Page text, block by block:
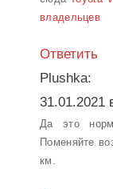
владельцев
Ответить
Plushka:
31.01.2021
Да это
Поменяйте
км.